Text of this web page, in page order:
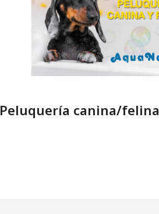
Peluquería canina/felina